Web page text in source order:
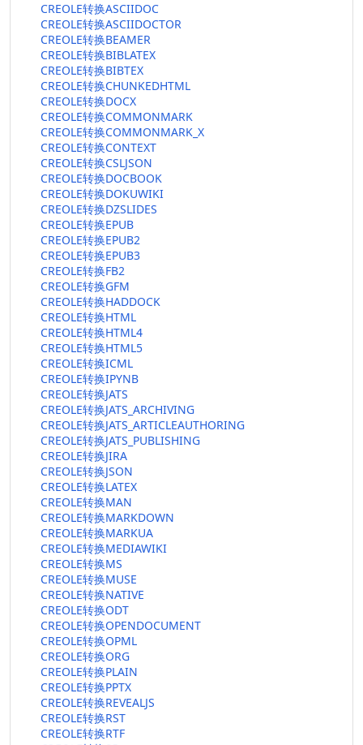
CREOLE转换ASCIIDOC
CREOLE转换ASCIIDOCTOR
CREOLE转换BEAMER
CREOLE转换BIBLATEX
CREOLE转换BIBTEX
CREOLE转换CHUNKEDHTML
CREOLE转换DOCX
CREOLE转换COMMONMARK
CREOLE转换COMMONMARK_X
CREOLE转换CONTEXT
CREOLE转换CSLJSON
CREOLE转换DOCBOOK
CREOLE转换DOKUWIKI
CREOLE转换DZSLIDES
CREOLE转换EPUB
CREOLE转换EPUB2
CREOLE转换EPUB3
CREOLE转换FB2
CREOLE转换GFM
CREOLE转换HADDOCK
CREOLE转换HTML
CREOLE转换HTML4
CREOLE转换HTML5
CREOLE转换ICML
CREOLE转换IPYNB
CREOLE转换JATS
CREOLE转换JATS_ARCHIVING
CREOLE转换JATS_ARTICLEAUTHORING
CREOLE转换JATS_PUBLISHING
CREOLE转换JIRA
CREOLE转换JSON
CREOLE转换LATEX
CREOLE转换MAN
CREOLE转换MARKDOWN
CREOLE转换MARKUA
CREOLE转换MEDIAWIKI
CREOLE转换MS
CREOLE转换MUSE
CREOLE转换NATIVE
CREOLE转换ODT
CREOLE转换OPENDOCUMENT
CREOLE转换OPML
CREOLE转换ORG
CREOLE转换PLAIN
CREOLE转换PPTX
CREOLE转换REVEALJS
CREOLE转换RST
CREOLE转换RTF